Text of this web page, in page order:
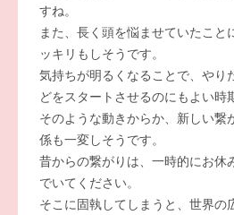
すね。
また、長く頭を悩ませていたこと
ッキリもしそうです。
気持ちが明るくなることで、やり
どをスタートさせるのにもよい時
そのような動きからか、新しい繋
係も一変しそうです。
昔からの繋がりは、一時的にお休
でいてください。
そこに固執してしまうと、世界の